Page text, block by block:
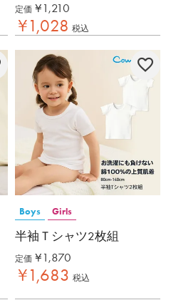
定価 ¥ 1,210
¥1,028 税込
Boys Girls
半袖Ｔシャツ2枚組
定価 ¥ 1,870
¥1,683 税込